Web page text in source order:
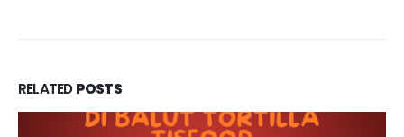
RELATEDPOSTS